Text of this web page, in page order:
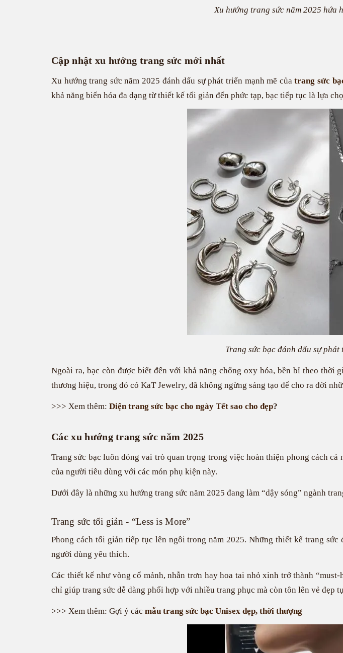
Xu hướng trang sức năm 2025 hứa
Cập nhật xu hướng trang sức mới nhất
Xu hướng trang sức năm 2025 đánh dấu sự phát triển mạnh mẽ củatrang sức
khả năng biến hóa đa dạng từ thiết kế tối giản đến phức tạp, bạc tiếp tục là lựa
Trang sức bạc đánh dấu sự
Ngoài ra, bạc còn được biết đến với khả năng chống oxy hóa, bền bỉ theo thời
thương hiệu, trong đó có KaT Jewelry, đã không ngừng sáng tạo để cho ra đời
>>> Xem thêm: Diện trang sức bạc cho ngày Tết sao cho đẹp?
Các xu hướng trang sức năm 2025
Trang sức bạc luôn đóng vai trò quan trọng trong việc hoàn thiện phong cách
của người tiêu dùng với các món phụ kiện này.
Dưới đây là những xu hướng trang sức năm 2025 đang làm “dậy sóng” ngành
Trang sức tối giản - “Less is More”
Phong cách tối giản tiếp tục lên ngôi trong năm 2025. Những thiết kế trang
người dùng yêu thích.
Các thiết kế như vòng cổ mảnh, nhẫn trơn hay hoa tai nhỏ xinh trở thành
chỉ giúp trang sức dễ dàng phối hợp với nhiều trang phục mà còn tôn lên vẻ đẹp
>>> Xem thêm: Gợi ý các mẫu trang sức bạc Unisex đẹp, thời thượng